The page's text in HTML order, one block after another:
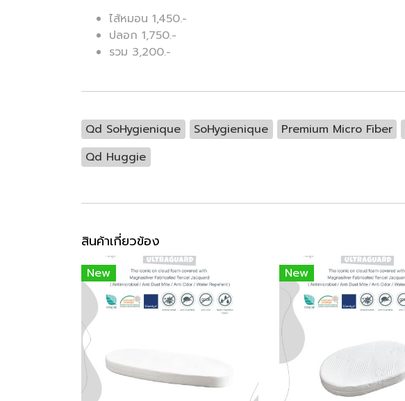
ไส้หมอน 1,450.-
ปลอก 1,750.-
รวม 3,200.-
Qd SoHygienique SoHygienique Premium Micro Fiber
Qd Huggie
สินค้าเกี่ยวข้อง
New New